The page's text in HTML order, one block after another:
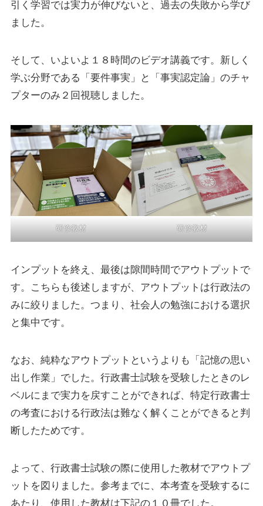
引く学習では実力が伸びないと、過去の失敗から学び
ました。
そして、いよいよ１８時間のビデオ講義です。新しく
学ぶ分野である「要件事実」と「事実認定論」のチャ
プターのみ２回視聴しました。
研修教材 研修教材
インプットを終え、最後は隙間時間でアウトプットで
す。こちらも後述しますが、アウトプットは行政法の
みに絞りました。つまり、社会人の勉強における選択
と集中です。
なお、純粋なアウトプットというよりも「記憶の思い
出し作業」でした。行政書士試験を受験したときのレ
ベルにまで実力を戻すことができれば、特定行政書士
の考査における行政法は難なく解くことができると判
断したためです。
よって、行政書士試験の際に使用した教材でアウトプ
ットを図りました。参考までに、本考査を受験するに
あたり、使用した教材は下記の１０冊でした。